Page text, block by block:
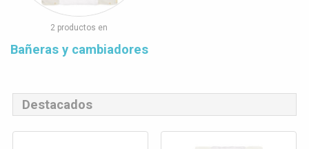
2 productos en
Bañeras y cambiadores
Destacados